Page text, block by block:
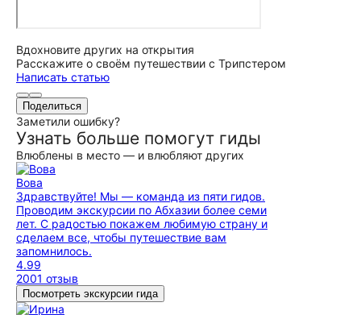
Вдохновите других на открытия
Расскажите о своём путешествии с Трипстером
Написать статью
Поделиться
Заметили ошибку?
Узнать больше помогут гиды
Влюблены в место — и влюбляют других
Вова
Здравствуйте! Мы — команда из пяти гидов.
Проводим экскурсии по Абхазии более семи
лет. С радостью покажем любимую страну и
сделаем все, чтобы путешествие вам
запомнилось.
4.99
2001 отзыв
Посмотреть экскурсии гида